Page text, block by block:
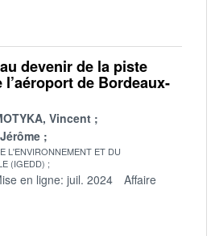
devenir de la piste
l’aéroport de Bordeaux-
Vincent
L'ENVIRONNEMENT ET DU
(IGEDD)
en ligne: juil. 2024
Affaire